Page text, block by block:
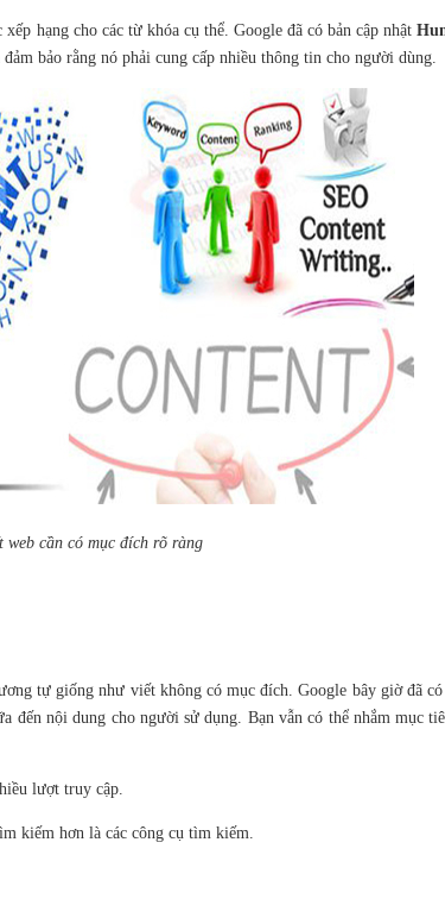
hạng cho các từ khóa cụ thể. Google đã có bản cập nhật
bảo rằng nó phải cung cấp nhiều thông tin cho người dùng.
web cần có mục đích rõ ràng
tự giống như viết không có mục đích. Google bây giờ đã
nội dung cho người sử dụng. Bạn vẫn có thể nhắm mục
lượt truy cập.
kiếm hơn là các công cụ tìm kiếm.